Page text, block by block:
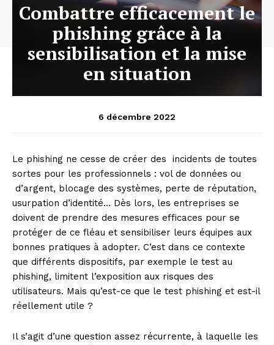
Combattre efficacement le
phishing grâce à la
sensibilisation et la mise
en situation
6 décembre 2022
Le phishing ne cesse de créer des incidents de toutes
sortes pour les professionnels : vol de données ou
d’argent, blocage des systèmes, perte de réputation,
usurpation d’identité… Dès lors, les entreprises se
doivent de prendre des mesures efficaces pour se
protéger de ce fléau et sensibiliser leurs équipes aux
bonnes pratiques à adopter. C’est dans ce contexte
que différents dispositifs, par exemple le test au
phishing, limitent l’exposition aux risques des
utilisateurs. Mais qu’est-ce que le test phishing et est-il
réellement utile ?
Il s’agit d’une question assez récurrente, à laquelle les